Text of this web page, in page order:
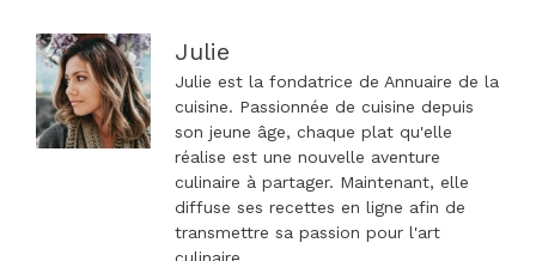
Julie
Julie est la fondatrice de Annuaire de la
cuisine. Passionnée de cuisine depuis
son jeune âge, chaque plat qu'elle
réalise est une nouvelle aventure
culinaire à partager. Maintenant, elle
diffuse ses recettes en ligne afin de
transmettre sa passion pour l'art
culinaire.